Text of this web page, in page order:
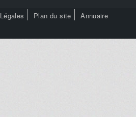
Plan du site Annuaire